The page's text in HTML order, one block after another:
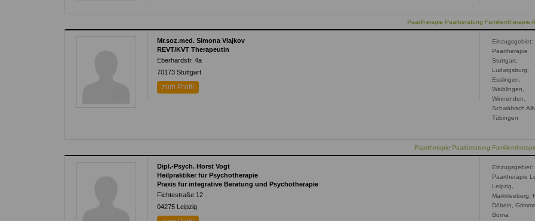
Paartherapie Paarberatung Familientherapie
Mr.soz.med. Simona Vlajkov
REVT/KVT Therapeutin
Eberhardstr. 4a
70173 Stuttgart
zum Profil
Einzugsgebiet:
Paartherapie
Stuttgart,
Ludwigsburg,
Esslingen,
Waiblingen,
Winnenden,
Schwäbisch Alb,
Tübingen
Paartherapie Paarberatung
Dipl.-Psych. Horst Vogt
Heilpraktiker für Psychotherapie
Praxis für integrative Beratung und Psychotherapie
Fichtestraße 12
04275 Leipzig
Einzugsgebiet:
Paartherapie
Leipzig,
Markkleeberg,
Döbeln, Grimma,
Borna